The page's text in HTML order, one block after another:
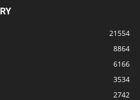
21554
8864
6166
3534
2742